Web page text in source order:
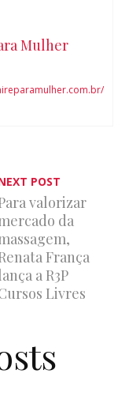
Mulher
POST
valorizar
da
França
a R3P
Livres